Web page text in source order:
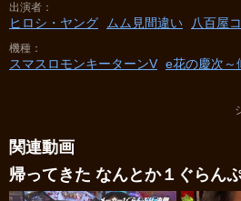
出演者
ヒロシ・ヤング ムム見間違い 八百屋
機種
スマスロモンキーターンV e花の慶次～
関連動画
帰ってきた なんとか１ぐらん